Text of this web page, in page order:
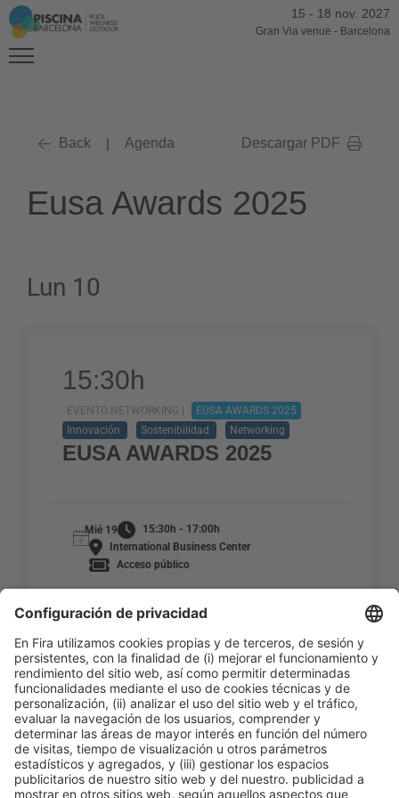
15 - 18 nov. 2027
Gran Via venue - Barcelona
Back | Agenda Descargar PDF
Eusa Awards 2025
Lun 10
15:30h
EVENTO NETWORKING |
EUSA AWARDS 2025
Innovación
Sostenibilidad Networking
EUSA AWARDS 2025
Mié 19
15:30h - 17:00h
International Business Center
Acceso público